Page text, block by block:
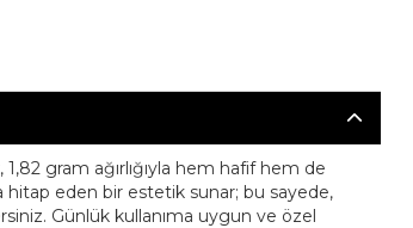
1,82 gram ağırlığıyla hem hafif hem de
hitap eden bir estetik sunar; bu sayede,
Günlük kullanıma uygun ve özel